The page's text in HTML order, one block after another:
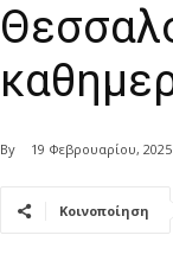
By 19 Φεβρουαρίου, 2025
Κοινοποίηση